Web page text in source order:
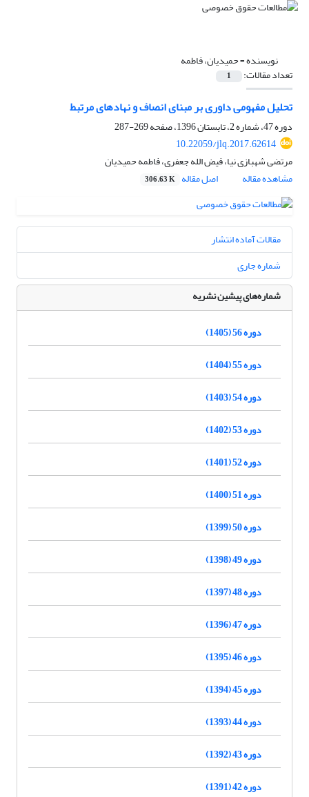
نویسنده =حمیدیان، فاطمه
تعداد مقالات: 1
تحلیل مفهومی داوری بر مبنای انصاف و نهادهای مرتبط
دوره 47، شماره 2، تابستان 1396، صفحه
269-287
10.22059/jlq.2017.62614
مرتضی شهبازی نیا، فیض الله جعفری، فاطمه حمیدیان
مشاهده مقاله
اصل مقاله 306.63 K
مقالات آماده انتشار
شماره جاری
شماره‌های پیشین نشریه
دوره 56 (1405)
دوره 55 (1404)
دوره 54 (1403)
دوره 53 (1402)
دوره 52 (1401)
دوره 51 (1400)
دوره 50 (1399)
دوره 49 (1398)
دوره 48 (1397)
دوره 47 (1396)
دوره 46 (1395)
دوره 45 (1394)
دوره 44 (1393)
دوره 43 (1392)
دوره 42 (1391)